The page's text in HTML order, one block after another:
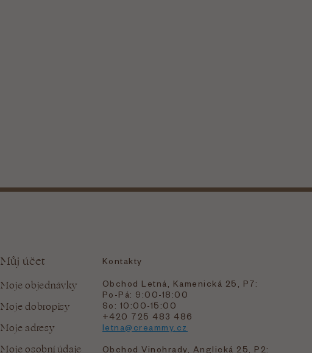
Můj účet
Moje objednávky
Moje dobropisy
Moje adresy
Moje osobní údaje
Kontakty
Obchod Letná, Kamenická 25, P7:
Po-Pá: 9:00-18:00
So: 10:00-15:00
+420 725 483 486
letna@creammy.cz
Obchod Vinohrady, Anglická 25, P2: